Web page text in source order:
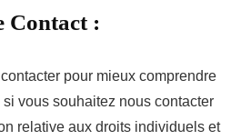
Contact :
pour mieux comprendre
vous souhaitez nous contacter
relative aux droits individuels et